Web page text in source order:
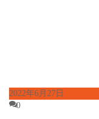
2022年6月27日
0